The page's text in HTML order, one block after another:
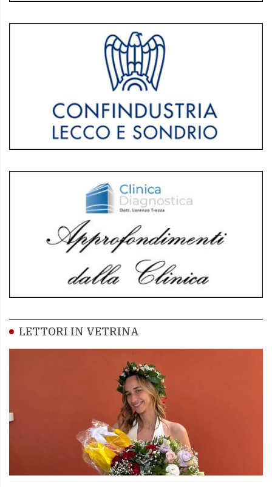
LETTORI IN VETRINA